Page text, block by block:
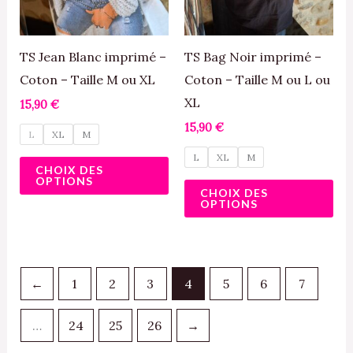
TS Jean Blanc imprimé –
Coton – Taille M ou XL
15,90 €
L XL M
CHOIX DES
OPTIONS
Les
options
peuvent
être
choisies
sur
page
du
produit
TS Bag Noir imprimé –
Coton – Taille M ou L ou
XL
15,90 €
L XL M
CHOIX DES
OPTIONS
← 1 2 3 4 5 6 7
… 24 25 26 →